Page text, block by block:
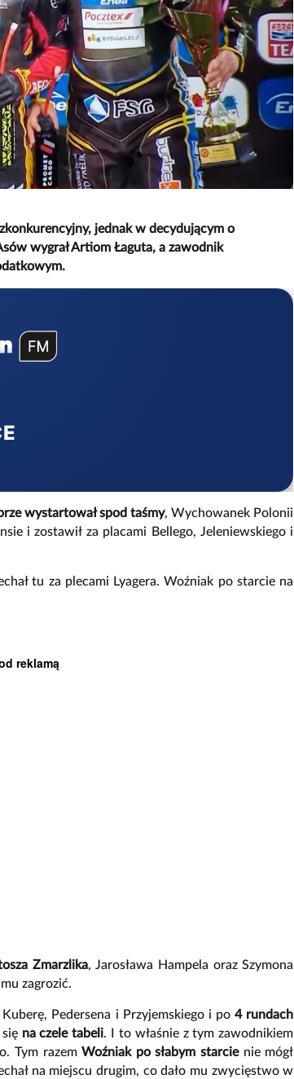
jednak w decydującym o
wygrał Artiom Łaguta, a zawodnik
wystartował spod taśmy, Wychowanek Polonii
i zostawił za placami Bellego, Jeleniewskiego i
tu za plecami Lyagera. Woźniak po starcie na
reklamą
Zmarzlika, Jarosława Hampela oraz Szymona
zagrozić.
Pedersena i Przyjemskiego i po4 rundach
na czele tabeli. I to właśnie z tym zawodnikiem
Tym razemWoźniak po słabym starcienie mógł
na miejscu drugim, co dało mu zwycięstwo w